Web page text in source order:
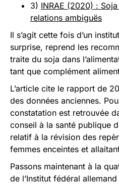
3) INRAE (2020) :
relations ambiguës
Il s’agit cette fois d’un
surprise, reprend les
traite du soja dans
tant que complément
L’article cite le rapport de
des données anciennes.
constatation est retrouvée
conseil à la santé publique
relatif à la révision des
femmes enceintes et
Passons maintenant à la
de l’Institut fédéral